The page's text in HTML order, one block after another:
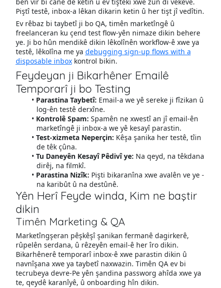
bêñ vir bi canê de ketin û ev tiştekî xwe zûn di vekeve.
Piştî testê, inbox-a lêkan dikarin ketin û her tişt jî vedîtin.
Ev rêbaz bi taybetî ji bo QA, timên marketîngê û
freelanceran ku çend test flow-yên nimaze dikin behere
ye. Ji bo hûn mendikê dikin lêkolînên workflow-ê xwe ya
testê, lêkolîna me ya debugging sign-up flows with a
disposable inboxkontrol bikin.
Feydeyan ji Bikarhêner Emailê
Temporarî ji bo Testing
Parastina Taybetî: Email-a we yê sereke ji fîzikan û
log-ên testê derxîne.
Kontrolê Spam: Spamên ne xwestî an jî email-ên
marketîngê ji inbox-a we yê kesayî parastin.
Test-xizmeta Neperçin: Kêşa şanika her testê, tîin
de têk çûna.
Tu Daneyên Kesayî Pêdivî ye: Na qeyd, na têkdana
dirêj, na filmkî.
Parastina Nizîk: Pişti bikaranîna xwe avalên ve ye -
na karibût û na destûnê.
Yên Herî Feyde winda, Kim ne baştir
dikin
Timên Marketing & QA
Marketîngşeran pêşkêşî şanikan fermanê dagirkerê,
rûpelên serdana, û rêzeyên email-ê her îro dikin.
Bikarhênerê temporarî inbox-ê xwe parastin dikin û
navnîşana xwe ya taybetî naxwazin. Timên QA ev bi
tecrubeya devre-Pe yên şandina passworg ahîda xwe ya
te, qeydê karanîyê, û onboarding hîn dikin.